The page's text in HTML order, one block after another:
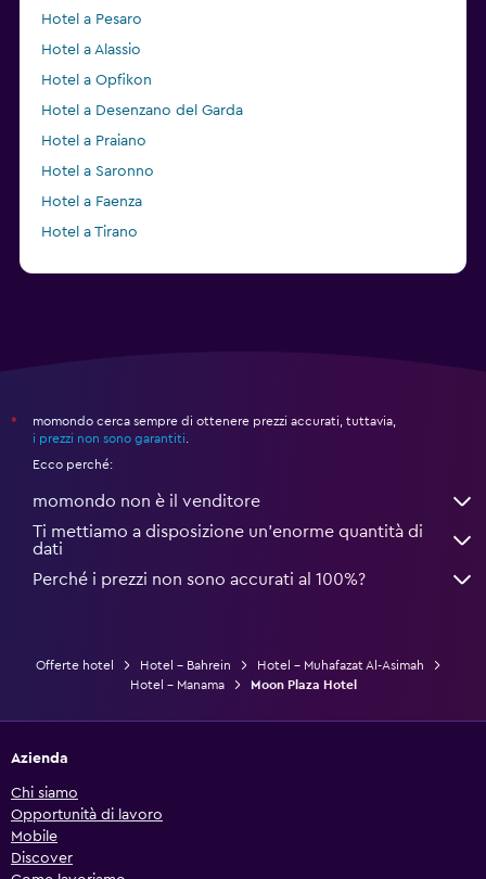
Hotel a Pesaro
Hotel a Alassio
Hotel a Opfikon
Hotel a Desenzano del Garda
Hotel a Praiano
Hotel a Saronno
Hotel a Faenza
Hotel a Tirano
*
momondo cerca sempre di ottenere prezzi accurati, tuttavia,
i prezzi non sono garantiti
Ecco perché:
momondo non è il venditore
Ti mettiamo a disposizione un’enorme quantità di
dati
Perché i prezzi non sono accurati al 100%?
Offerte hotel Hotel - Bahrein
Hotel - Muhafazat Al-Asimah
Hotel - Manama
Moon Plaza Hotel
Azienda
Chi siamo
Opportunità di lavoro
Mobile
Discover